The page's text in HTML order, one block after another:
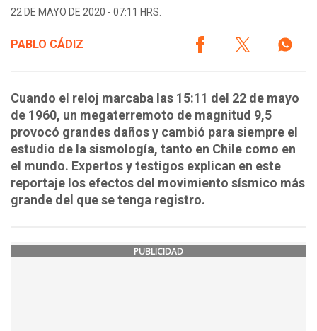
22 DE MAYO DE 2020 - 07:11 HRS.
PABLO CÁDIZ
Cuando el reloj marcaba las 15:11 del 22 de mayo
de 1960, un megaterremoto de magnitud 9,5
provocó grandes daños y cambió para siempre el
estudio de la sismología, tanto en Chile como en
el mundo. Expertos y testigos explican en este
reportaje los efectos del movimiento sísmico más
grande del que se tenga registro.
PUBLICIDAD